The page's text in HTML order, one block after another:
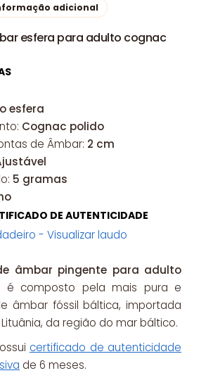
adicional
esfera para adulto cognac
esfera
Cognac polido
de Âmbar: 2 cm
5 gramas
DE AUTENTICIDADE
âmbar pingente para adulto
é composto pela mais pura e
âmbar fóssil báltica, importada
da região do mar báltico.
certificado de autenticidade
de 6 meses.